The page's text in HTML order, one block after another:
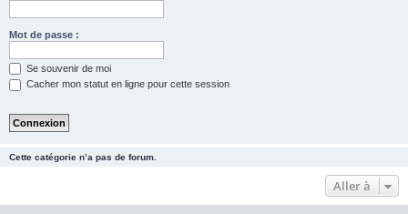
Mot de passe :
Se souvenir de moi
Cacher mon statut en ligne pour cette session
Cette catégorie n’a pas de forum.
Aller à